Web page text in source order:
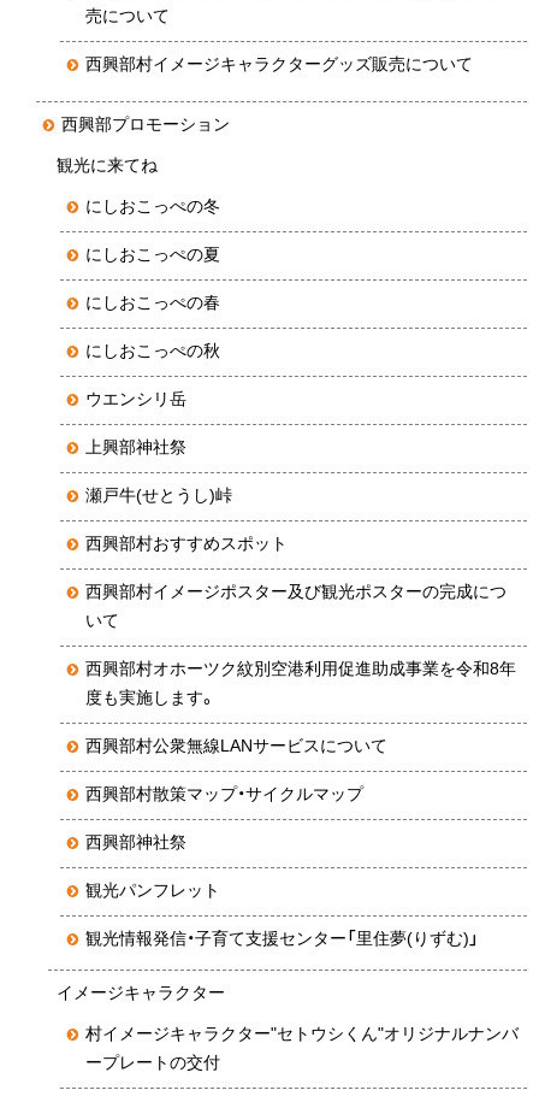
売について
西興部村イメージキャラクターグッズ販売について
西興部プロモーション
観光に来てね
にしおこっぺの冬
にしおこっぺの夏
にしおこっぺの春
にしおこっぺの秋
ウエンシリ岳
上興部神社祭
瀬戸牛(せとうし)峠
西興部村おすすめスポット
西興部村イメージポスター及び観光ポスターの完成につ
いて
西興部村オホーツク紋別空港利用促進助成事業を令和8年
度も実施します。
西興部村公衆無線LANサービスについて
西興部村散策マップ・サイクルマップ
西興部神社祭
観光パンフレット
観光情報発信・子育て支援センター「里住夢(りずむ)」
イメージキャラクター
村イメージキャラクター"セトウシくん"オリジナルナンバ
ープレートの交付